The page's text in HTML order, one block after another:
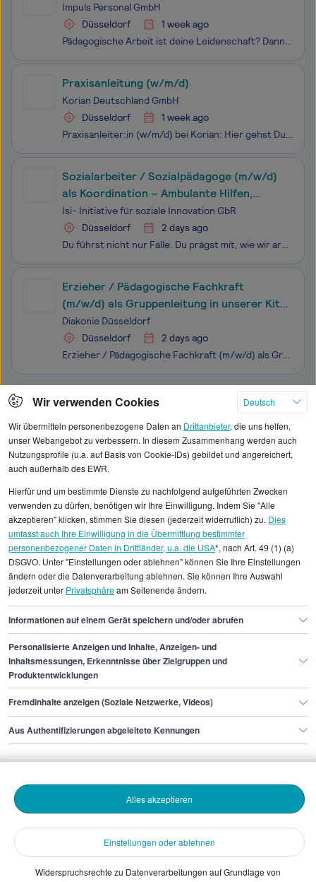
Impuls Personal GmbH
Düsseldorf
1 week ago
Pädagogische Arbeit ist deine Leidenschaft? Dann suchen wir Dich! Dein Mehrwert als Sozialpädagogin (m/w/d)* bei uns – Weil du wichtig bist!
Praxisanleitung (w/m/d)
Korian Deutschland GmbH
Düsseldorf
1 week ago
Praxisanleiter:in (w/m/d) bei Korian: Hier gehst Du in Führung! Du teilst gerne Dein Wissen und dir geht das Herz auf, wenn andere Menschen durch Deine Führung lernen und wachsen? Dann suchen wir mit diesem Stellenangebot genau Dich! Als Praxisanleiter:in (w/m/d) übernimmst Du die praktische Ausb
Sozialarbeiter / Sozialpädagoge (m/w/d)
als Koordination – Ambulante Hilfen,
Familienberatung & Kinderschutz
Isi- Initiative für soziale Innovation GbR
Düsseldorf
2 days ago
Du führst nicht nur Fälle. Du prägst mit, wie wir arbeiten.Kein Konzern. Keine fünf Freigabeschleifen. Kein „Bitte wenden Sie sich an die zuständige Fachabteilung“.ISI ist ein wachsender Träger der Kinder-, Jugend- und Familienhilfe in Düsseldorf. Unsere ambulanten Hilfen bestehen bereits und werden
Erzieher / Pädagogische Fachkraft
(m/w/d) als Gruppenleitung in unserer Kita
Niederrheinstr. in Düsseldorf-Lohausen
Diakonie Düsseldorf
Düsseldorf
2 days ago
Erzieher / Pädagogische Fachkraft (m/w/d) als Gruppenleitung in unserer Kita Niederrheinstr. in Düsseldorf-Lohausen Wir suchen Sie als Erzieher / pädagogische Fachkraft (m/w/d) in der Position der Gruppenleitung für unsere Kita auf der Niederrheinstr. in Düsseldorf-Lohausen. Die Einrichtung verfügt
Klicken Sie hier, um weitere Angebote anzuzeigen
statistischen Erhebungen durch StepStone. Es sind
Durchschnittswerte und die Angaben können nicht
einzelnen Stellenangeboten zugeordnet werden.
Gehaltsinformationen
Finanzen
Insolvenzberater/in
Insolvenzberater/in Düsseldorf
Finde den Job,
der zu dir passt.
Bewerbende
Wir verwenden Cookies
Deutsch
Wir übermitteln personenbezogene Daten an Drittanbieter, die uns helfen,
unser Webangebot zu verbessern. In diesem Zusammenhang werden auch
Nutzungsprofile (u.a. auf Basis von Cookie-IDs) gebildet und angereichert,
auch außerhalb des EWR.
Hierfür und um bestimmte Dienste zu nachfolgend aufgeführten Zwecken
verwenden zu dürfen, benötigen wir Ihre Einwilligung. Indem Sie "Alle
akzeptieren" klicken, stimmen Sie diesen (jederzeit widerruflich) zu. Dies
umfasst auch Ihre Einwilligung in die Übermittlung bestimmter
personenbezogener Daten in Drittländer, u.a. die USA*, nach Art. 49 (1) (a)
DSGVO. Unter "Einstellungen oder ablehnen" können Sie Ihre Einstellungen
ändern oder die Datenverarbeitung ablehnen. Sie können Ihre Auswahl
jederzeit unter Privatsphäream Seitenende ändern.
Informationen auf einem Gerät speichern und/oder abrufen
Personalisierte Anzeigen und Inhalte, Anzeigen- und
Inhaltsmessungen, Erkenntnisse über Zielgruppen und
Produktentwicklungen
Fremdinhalte anzeigen (Soziale Netzwerke, Videos)
Aus Authentifizierungen abgeleitete Kennungen
Einstellungen oder ablehnen
Alles akzeptieren
Widerspruchsrechte zu Datenverarbeitungen auf Grundlage von